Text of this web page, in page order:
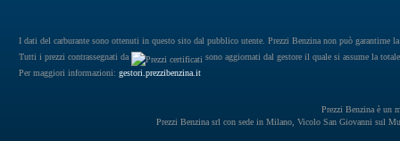
I dati del carburante sono ottenuti in questo sito dal pubblico utente. Prezzi Benzina non può garantirne
Tutti i prezzi contrassegnati da
sono aggiornati dal gestore il quale si assume la
Per maggiori informazioni: gestori.prezzibenzina.it
Prezzi Benzina è un
Prezzi Benzina srl con sede in Milano, Vicolo San Giovanni sul